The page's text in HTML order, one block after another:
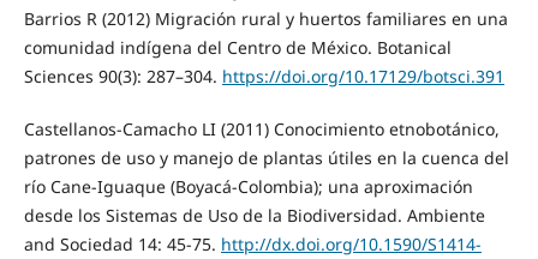
Barrios R (2012) Migración rural y huertos familiares en una
comunidad indígena del Centro de México. Botanical
Sciences 90(3): 287–304. https://doi.org/10.17129/botsci.391
Castellanos-Camacho LI (2011) Conocimiento etnobotánico,
patrones de uso y manejo de plantas útiles en la cuenca del
río Cane-Iguaque (Boyacá-Colombia); una aproximación
desde los Sistemas de Uso de la Biodiversidad. Ambiente
and Sociedad 14: 45-75. http://dx.doi.org/10.1590/S1414-